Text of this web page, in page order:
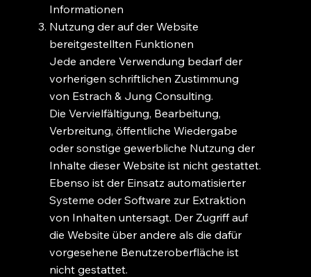
Informationen
Nutzung der auf der Website
bereitgestellten Funktionen
Jede andere Verwendung bedarf der
vorherigen schriftlichen Zustimmung
von Estrach & Jung Consulting.
Die Vervielfältigung, Bearbeitung,
Verbreitung, öffentliche Wiedergabe
oder sonstige gewerbliche Nutzung der
Inhalte dieser Website ist nicht gestattet.
Ebenso ist der Einsatz automatisierter
Systeme oder Software zur Extraktion
von Inhalten untersagt. Der Zugriff auf
die Website über andere als die dafür
vorgesehene Benutzeroberfläche ist
nicht gestattet.